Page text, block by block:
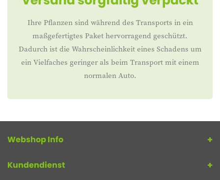
Ihre Pflanzen sind während des Transports in ein
maßgefertigtes Paket hervorragend geschützt.
Dadurch ist die Wahrscheinlichkeit eines Schadens um
ein Vielfaches geringer als beim Transport mit einem
normalen Auto.
Webshop Info
Kundendienst